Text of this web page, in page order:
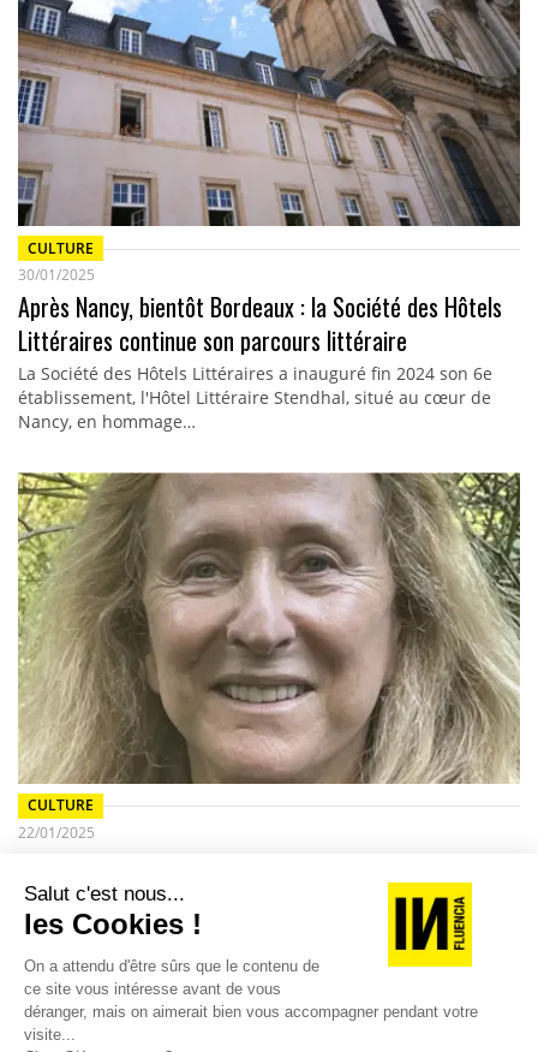
CULTURE
30/01/2025
Après Nancy, bientôt Bordeaux : la Société des Hôtels
Littéraires continue son parcours littéraire
La Société des Hôtels Littéraires a inauguré fin 2024 son 6e
établissement, l'Hôtel Littéraire Stendhal, situé au cœur de
Nancy, en hommage…
CULTURE
22/01/2025
Possibles
L'ex directrice de création de Publicis, auparavant chez TBWA,
Véronique Sels, publie son huitième ouvrage aux éditions
Genèse. L'occasion de retrouver la…